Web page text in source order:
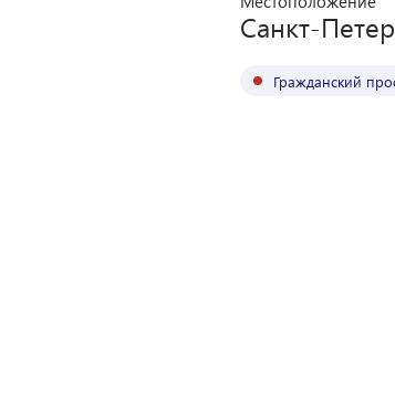
Санкт-
Гражданский